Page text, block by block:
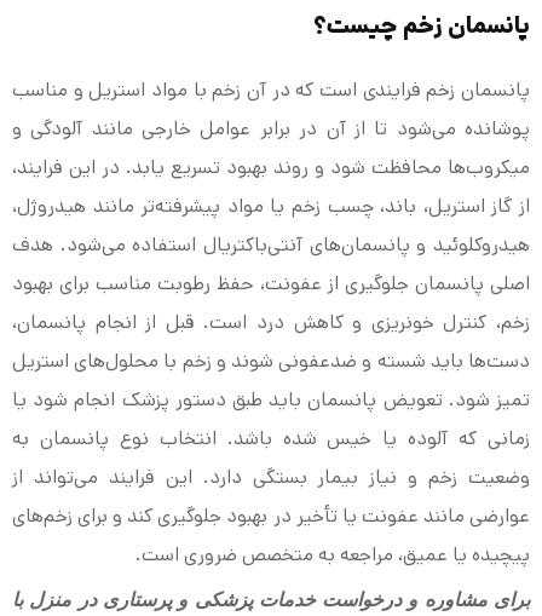
پانسمان زخم چیست؟
پانسمان زخم فرایندی است که در آن زخم با مواد استریل و مناسب
پوشانده می‌شود تا از آن در برابر عوامل خارجی مانند آلودگی و
میکروب‌ها محافظت شود و روند بهبود تسریع یابد. در این فرایند،
از گاز استریل، باند، چسب زخم یا مواد پیشرفته‌تر مانند هیدروژل،
هیدروکلوئید و پانسمان‌های آنتی‌باکتریال استفاده می‌شود. هدف
اصلی پانسمان جلوگیری از عفونت، حفظ رطوبت مناسب برای بهبود
زخم، کنترل خونریزی و کاهش درد است. قبل از انجام پانسمان،
دست‌ها باید شسته و ضدعفونی شوند و زخم با محلول‌های استریل
تمیز شود. تعویض پانسمان باید طبق دستور پزشک انجام شود یا
زمانی که آلوده یا خیس شده باشد. انتخاب نوع پانسمان به
وضعیت زخم و نیاز بیمار بستگی دارد. این فرایند می‌تواند از
عوارضی مانند عفونت یا تأخیر در بهبود جلوگیری کند و برای زخم‌های
پیچیده یا عمیق، مراجعه به متخصص ضروری است.
برای مشاوره و درخواست خدمات پزشکی و پرستاری در منزل با